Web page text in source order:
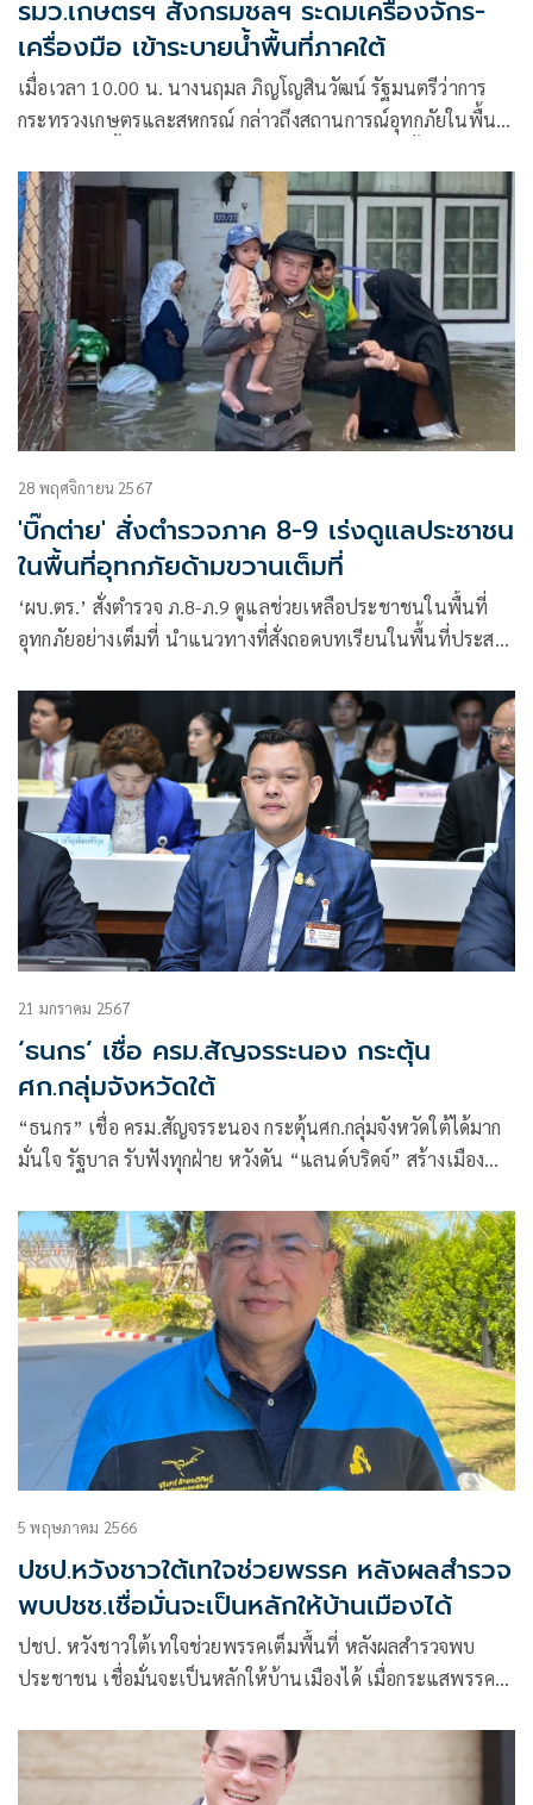
รมว.เกษตรฯ สั่งกรมชลฯ ระดมเครื่องจักร-
เครื่องมือ เข้าระบายน้ำพื้นที่ภาคใต้
เมื่อเวลา 10.00 น. นางนฤมล ภิญโญสินวัฒน์ รัฐมนตรีว่าการ
กระทรวงเกษตรและสหกรณ์ กล่าวถึงสถานการณ์อุทกภัยในพื้นที่
เครื่องมือก่อนเกิดภัย รวมทั้งระดมเครื่องจักร-เครื่องมือ จากพื้นที่
ที่ไม่มีอุกทภัย เช่น ภาคเหนือ ภาคตะวันออกเฉียงเหนือง ภาค
กลาง มาสู่พื้นที่ภาคใต้
28 พฤศจิกายน 2567
'บิ๊กต่าย' สั่งตำรวจภาค 8-9 เร่งดูแลประชาชน
ในพื้นที่อุทกภัยด้ามขวานเต็มที่
‘ผบ.ตร.’ สั่งตำรวจ ภ.8-ภ.9 ดูแลช่วยเหลือประชาชนในพื้นที่
อุทกภัยอย่างเต็มที่ นำแนวทางที่สั่งถอดบทเรียนในพื้นที่ประสบ
21 มกราคม 2567
‘ธนกร’ เชื่อ ครม.สัญจรระนอง กระตุ้น
ศก.กลุ่มจังหวัดใต้
“ธนกร” เชื่อ ครม.สัญจรระนอง กระตุ้นศก.กลุ่มจังหวัดใต้ได้มาก
มั่นใจ รัฐบาล รับฟังทุกฝ่าย หวังดัน “แลนด์บริดจ์” สร้างเมือง
5 พฤษภาคม 2566
ปชป.หวังชาวใต้เทใจช่วยพรรค หลังผลสำรวจ
พบปชช.เชื่อมั่นจะเป็นหลักให้บ้านเมืองได้
ปชป. หวังชาวใต้เทใจช่วยพรรคเต็มพื้นที่ หลังผลสำรวจพบ
ประชาชน เชื่อมั่นจะเป็นหลักให้บ้านเมืองได้ เมื่อกระแสพรรค